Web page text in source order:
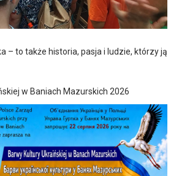
– to także historia, pasja i ludzie, którzy ją
w Baniach Mazurskich 2026